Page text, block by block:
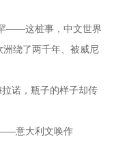
——这桩事，中文世界
洲绕了两千年、被威尼
诺，瓶子的样子却传
——意大利文唤作